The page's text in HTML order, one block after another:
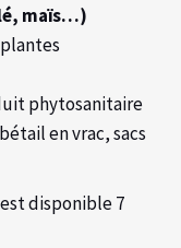
maïs…)
phytosanitaire
en vrac, sacs
disponible 7